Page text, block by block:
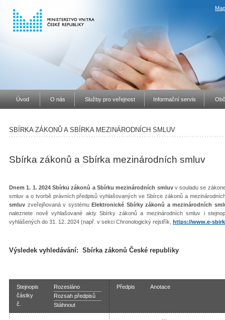
Úvod O nás Služby pro veřejnost Informační servis
SBÍRKA ZÁKONŮ A SBÍRKA MEZINÁRODNÍCH SMLUV
Sbírka zákonů a Sbírka mezinárodních smluv
Dnem 1. 1. 2024 Sbírku zákonů a Sbírku mezinárodních smluvv souladu se
smluv a o tvorbě právních předpisů vyhlašovaných ve Sbírce zákonů a
smluv zveřejňovaná v systémuElektronické Sbírky zákonů a mezinárodních
naleznete nově vyhlašované akty Sbírky zákonů a mezinárodních smluv i
vyhlášených do 31. 12. 2024 (např. v sekci Chronologický rejstřík, https://www.e-
Výsledek vyhledávání: Sbírka zákonů České republiky
Stejnopis
částky
č.
Rozesláno
Rozsah předpisů
Stáhnout
Předpis Anotace